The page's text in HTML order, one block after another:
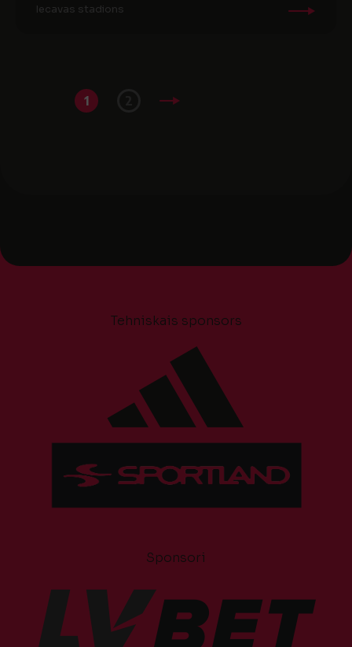
Iecavas stadions
1
Tehniskais sponsors
Sponsori